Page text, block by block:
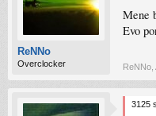
ReNNo
Overclocker
Mene
Evo
ReNNo
3125